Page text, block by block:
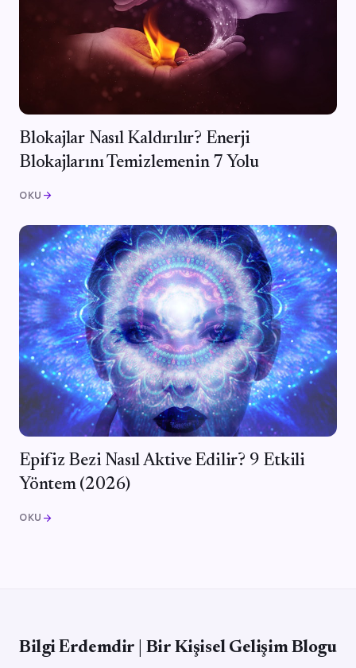
Blokajlar Nasıl Kaldırılır? Enerji
Blokajlarını Temizlemenin 7 Yolu
OKU arrow_forward
Epifiz Bezi Nasıl Aktive Edilir? 9 Etkili
Yöntem (2026)
OKU arrow_forward
Bilgi Erdemdir | Bir Kişisel Gelişim Blogu